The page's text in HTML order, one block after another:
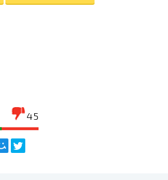
45